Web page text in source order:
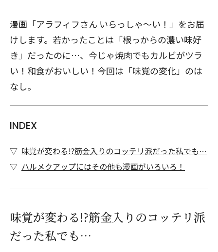
漫画「アラフィフさん いらっしゃ〜い！」をお届
けします。若かったことは「根っからの濃い味好
き」だったのに…、今じゃ焼肉でもカルビがツラ
い！和食がおいしい！今回は「味覚の変化」のは
なし。
INDEX
味覚が変わる!?筋金入りのコッテリ派だった私でも…
ハルメクアップにはその他も漫画がいろいろ！
味覚が変わる!?筋金入りのコッテリ派
だった私でも…